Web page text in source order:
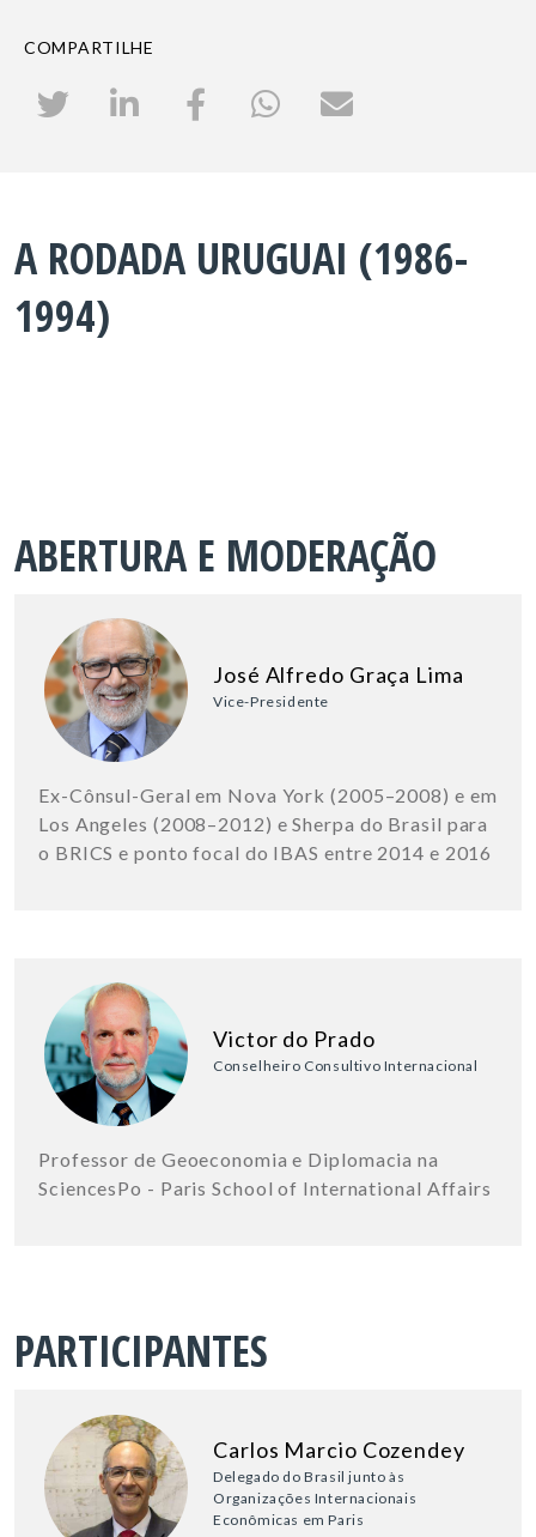
COMPARTILHE
A RODADA URUGUAI (1986-
1994)
ABERTURA E MODERAÇÃO
José Alfredo Graça Lima
Vice-Presidente
Ex-Cônsul-Geral em Nova York (2005–2008) e em
Los Angeles (2008–2012) e Sherpa do Brasil para
o BRICS e ponto focal do IBAS entre 2014 e 2016
Victor do Prado
Conselheiro Consultivo Internacional
Professor de Geoeconomia e Diplomacia na
SciencesPo - Paris School of International Affairs
PARTICIPANTES
Carlos Marcio Cozendey
Delegado do Brasil junto às
Organizações Internacionais
Econômicas em Paris